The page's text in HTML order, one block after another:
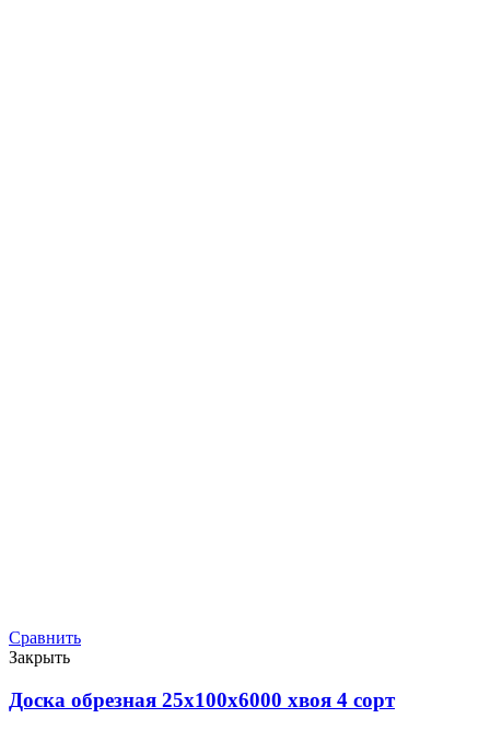
Сравнить
Закрыть
Доска обрезная 25х100х6000 хвоя 4 сорт